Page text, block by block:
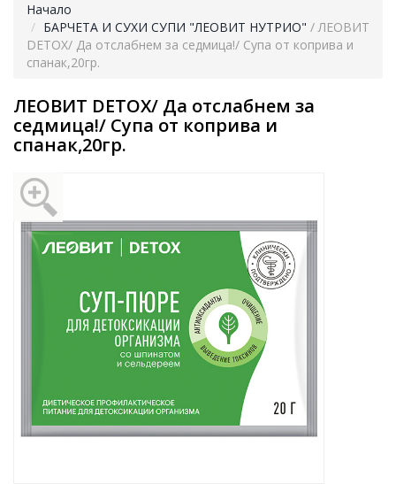
Начало
БАРЧЕТА И СУХИ СУПИ "ЛЕОВИТ НУТРИО" / ЛЕОВИТ
DETOX/ Да отслабнем за седмица!/ Супа от коприва и
спанак,20гр.
ЛЕОВИТ DETOX/ Да отслабнем за
седмица!/ Супа от коприва и
спанак,20гр.